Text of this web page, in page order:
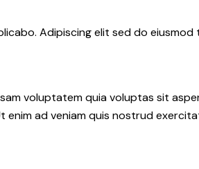
Adipiscing elit sed do
voluptatem quia voluptas sit
ad veniam quis nostrud